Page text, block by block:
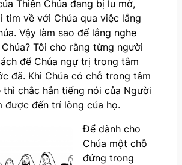
Thiên Chúa đang bị lu mờ,
tìm về với Chúa qua việc lắng
Vậy làm sao để lắng nghe
Tôi cho rằng từng người
để Chúa ngự trị trong tâm
đã. Khi Chúa có chỗ trong tâm
chắc hẳn tiếng nói của Người
được đến trí lòng của họ.
Để dành cho
Chúa một chỗ
đứng trong